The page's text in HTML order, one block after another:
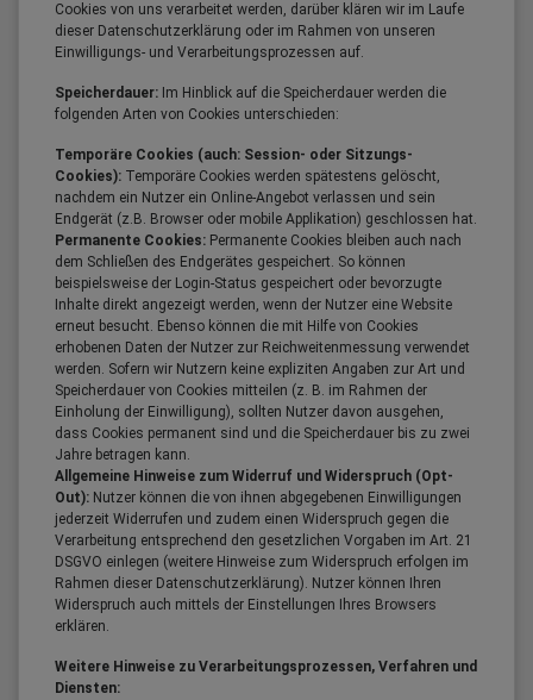
Cookies von uns verarbeitet werden, darüber klären wir im Laufe
dieser Datenschutzerklärung oder im Rahmen von unseren
Einwilligungs- und Verarbeitungsprozessen auf.
Speicherdauer: Im Hinblick auf die Speicherdauer werden die
folgenden Arten von Cookies unterschieden:
Temporäre Cookies (auch: Session- oder Sitzungs-
Cookies): Temporäre Cookies werden spätestens gelöscht,
nachdem ein Nutzer ein Online-Angebot verlassen und sein
Endgerät (z.B. Browser oder mobile Applikation) geschlossen hat.
Permanente Cookies: Permanente Cookies bleiben auch nach
dem Schließen des Endgerätes gespeichert. So können
beispielsweise der Login-Status gespeichert oder bevorzugte
Inhalte direkt angezeigt werden, wenn der Nutzer eine Website
erneut besucht. Ebenso können die mit Hilfe von Cookies
erhobenen Daten der Nutzer zur Reichweitenmessung verwendet
werden. Sofern wir Nutzern keine expliziten Angaben zur Art und
Speicherdauer von Cookies mitteilen (z. B. im Rahmen der
Einholung der Einwilligung), sollten Nutzer davon ausgehen,
dass Cookies permanent sind und die Speicherdauer bis zu zwei
Jahre betragen kann.
Allgemeine Hinweise zum Widerruf und Widerspruch (Opt-
Out): Nutzer können die von ihnen abgegebenen Einwilligungen
jederzeit Widerrufen und zudem einen Widerspruch gegen die
Verarbeitung entsprechend den gesetzlichen Vorgaben im Art. 21
DSGVO einlegen (weitere Hinweise zum Widerspruch erfolgen im
Rahmen dieser Datenschutzerklärung). Nutzer können Ihren
Widerspruch auch mittels der Einstellungen Ihres Browsers
erklären.
Weitere Hinweise zu Verarbeitungsprozessen, Verfahren und
Diensten: